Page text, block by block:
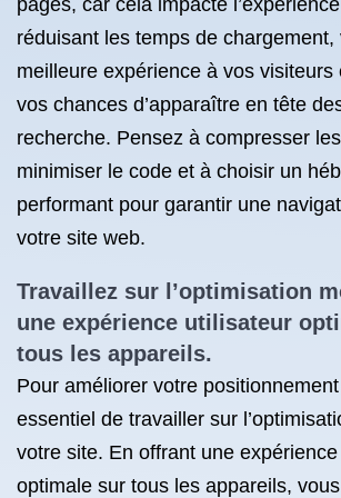
pages, car cela impacte
réduisant les temps de
meilleure expérience à vos visiteurs
vos chances d’apparaître en tête
recherche. Pensez à compresser
minimiser le code et à choisir un
performant pour garantir une
votre site web.
Travaillez sur l’optimisation
une expérience utilisateur
tous les appareils.
Pour améliorer votre
essentiel de travailler sur
votre site. En offrant une
optimale sur tous les appareils,